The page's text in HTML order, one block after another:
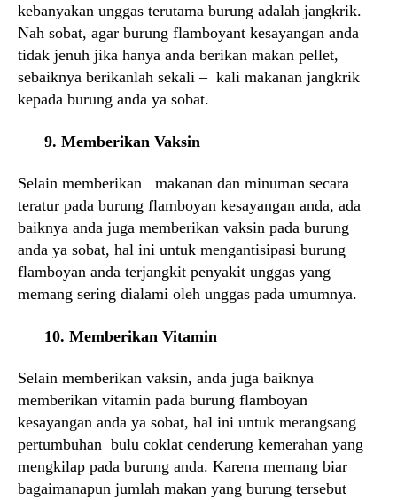
kebanyakan unggas terutama burung adalah jangkrik.
Nah sobat, agar burung flamboyant kesayangan anda
tidak jenuh jika hanya anda berikan makan pellet,
sebaiknya berikanlah sekali – kali makanan jangkrik
kepada burung anda ya sobat.
9. Memberikan Vaksin
Selain memberikan makanan dan minuman secara
teratur pada burung flamboyan kesayangan anda, ada
baiknya anda juga memberikan vaksin pada burung
anda ya sobat, hal ini untuk mengantisipasi burung
flamboyan anda terjangkit penyakit unggas yang
memang sering dialami oleh unggas pada umumnya.
10. Memberikan Vitamin
Selain memberikan vaksin, anda juga baiknya
memberikan vitamin pada burung flamboyan
kesayangan anda ya sobat, hal ini untuk merangsang
pertumbuhan bulu coklat cenderung kemerahan yang
mengkilap pada burung anda. Karena memang biar
bagaimanapun jumlah makan yang burung tersebut